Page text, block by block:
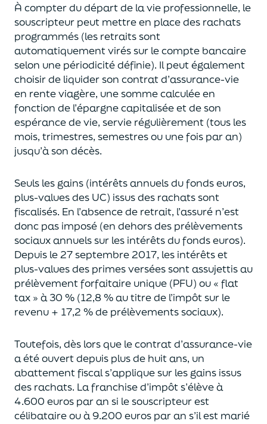
À compter du départ de la vie professionnelle, le
souscripteur peut mettre en place des rachats
programmés (les retraits sont
automatiquement virés sur le compte bancaire
selon une périodicité définie). Il peut également
choisirde liquider son contrat d’assurance-vie
en rente viagère, une somme calculée en
fonction de l’épargne capitalisée et deson
espérance de vie, servie régulièrement (tous les
mois, trimestres, semestres ou une fois par an)
jusqu’à son décès.
Seuls les gains (intérêts annuels du fonds euros,
plus-values des UC) issus des rachats sont
fiscalisés. En l’absence de retrait, l’assuré n’est
donc pas imposé (en dehors des prélèvements
sociaux annuels sur les intérêts du fonds euros).
Depuis le 27 septembre 2017, les intérêts et
plus-values des primes verséessont assujettis au
prélèvement forfaitaire unique (PFU) ou « flat
tax » à 30 % (12,8 % au titre de l’impôt sur le
revenu + 17,2 % de prélèvements sociaux).
Toutefois, dès lors que le contrat d’assurance-vie
a été ouvert depuis plus de huit ans, un
abattement fiscal s’applique sur les gains issus
des rachats. La franchise d’impôts’élève à
4.600 euros par an si le souscripteurest
célibataire ou à 9.200 euros par an s’il est marié